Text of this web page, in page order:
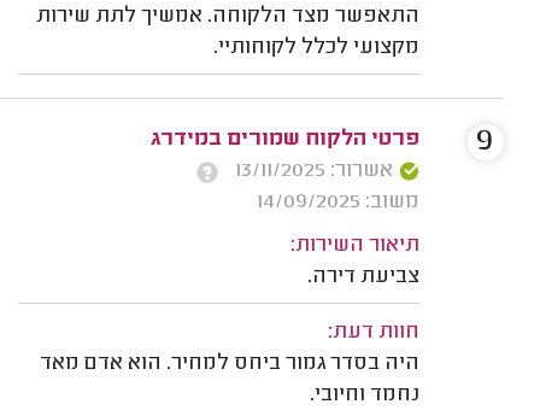
התאפשר מצד הלקוחה. אמשיך לתת שירות
מקצועי לכלל לקוחותיי.
פרטי הלקוח שמורים במידרג
אשרור: 13/11/2025
משוב: 14/09/2025
תיאור השירות:
צביעת דירה.
חוות דעת:
היה בסדר גמור ביחס למחיר. הוא אדם מאד
נחמד וחיובי.
9